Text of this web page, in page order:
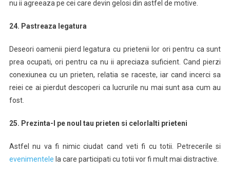
nu ii agreeaza pe cei care devin gelosi din astfel de motive.
24. Pastreaza legatura
Deseori oamenii pierd legatura cu prietenii lor ori pentru ca sunt
prea ocupati, ori pentru ca nu ii apreciaza suficient. Cand pierzi
conexiunea cu un prieten, relatia se raceste, iar cand incerci sa
reiei ce ai pierdut descoperi ca lucrurile nu mai sunt asa cum au
fost.
25. Prezinta-l pe noul tau prieten si celorlalti prieteni
Astfel nu va fi nimic ciudat cand veti fi cu totii. Petrecerile si
evenimentele la care participati cu totii vor fi mult mai distractive.